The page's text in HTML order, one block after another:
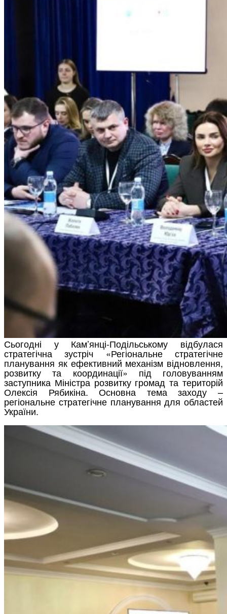
Сьогодні у Кам’янці-Подільському відбулася
стратегічна зустріч «Регіональне стратегічне
планування як ефективний механізм відновлення,
розвитку та координації» під головуванням
заступника Міністра розвитку громад та територій
Олексія Рябикіна. Основна тема заходу –
регіональне стратегічне планування для областей
України.